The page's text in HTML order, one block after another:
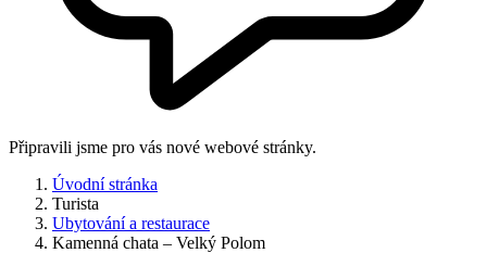
Připravili jsme pro vás nové webové stránky.
Úvodní stránka
Turista
Ubytování a restaurace
Kamenná chata – Velký Polom